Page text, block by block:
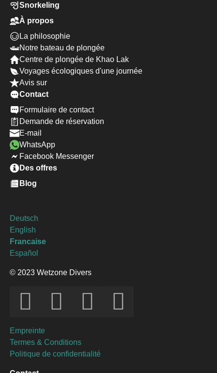
Snorkeling
À propos
La philosophie
Notre bateau de plongée
Centre de plongée de Khao Lak
Voyages écologiques d'une journée
Avis sur
Contact
Formulaire de contact
Demande de réservation
E-mail
WhatsApp
Facebook Messenger
Des offres
Blog
Deutsch
English
Francaise
Español
© 2023 Wetzone Divers
Empreinte
Termes & Conditions
Politique de confidentialité